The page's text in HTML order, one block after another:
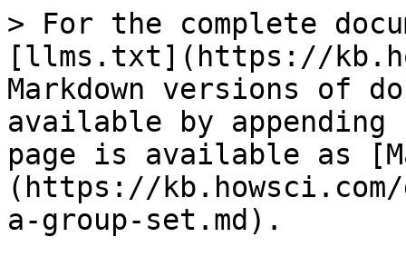
> For the complete
[llms.txt](https://
Markdown versions of
available by
page is available as
(https://
a-group-set.md).